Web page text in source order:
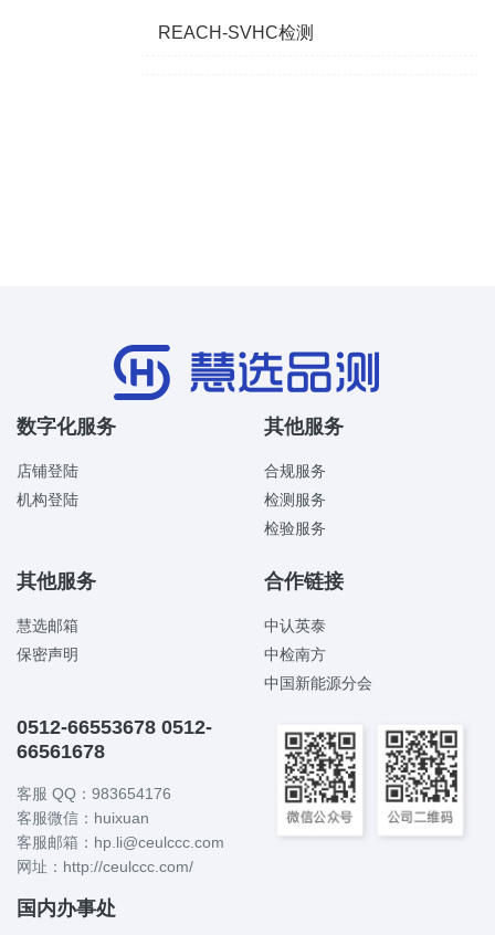
REACH-SVHC检测
数字化服务
店铺登陆
机构登陆
其他服务
合规服务
检测服务
检验服务
其他服务
慧选邮箱
保密声明
合作链接
中认英泰
中检南方
中国新能源分会
0512-66553678 0512-
66561678
客服 QQ：983654176
客服微信：huixuan
客服邮箱：hp.li@ceulccc.com
网址：http://ceulccc.com/
国内办事处